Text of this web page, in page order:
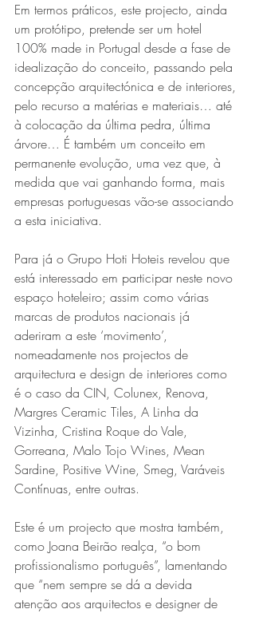
Em termos práticos, este projecto, ainda
um protótipo, pretende ser um hotel
100% made in Portugal desde a fase de
idealização do conceito, passando pela
concepção arquitectónica e de interiores,
pelo recurso a matérias e materiais… até
à colocação da última pedra, última
árvore… É também um conceito em
permanente evolução, uma vez que, à
medida que vai ganhando forma, mais
empresas portuguesas vão-se associando
a esta iniciativa.
Para já o Grupo Hoti Hoteis revelou que
está interessado em participar neste novo
espaço hoteleiro; assim como várias
marcas de produtos nacionais já
aderiram a este ‘movimento’,
nomeadamente nos projectos de
arquitectura e design de interiores como
é o caso da CIN, Colunex, Renova,
Margres Ceramic Tiles, A Linha da
Vizinha, Cristina Roque do Vale,
Gorreana, Malo Tojo Wines, Mean
Sardine, Positive Wine, Smeg, Varáveis
Contínuas, entre outras.
Este é um projecto que mostra também,
como Joana Beirão realça, “o bom
profissionalismo português”, lamentando
que “nem sempre se dá a devida
atenção aos arquitectos e designer de